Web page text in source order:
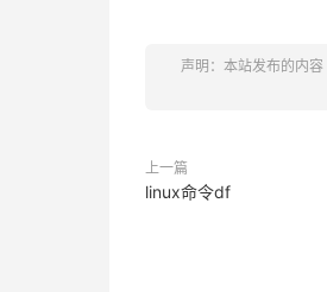
声明：本站发布的内
上一篇
linux命令df